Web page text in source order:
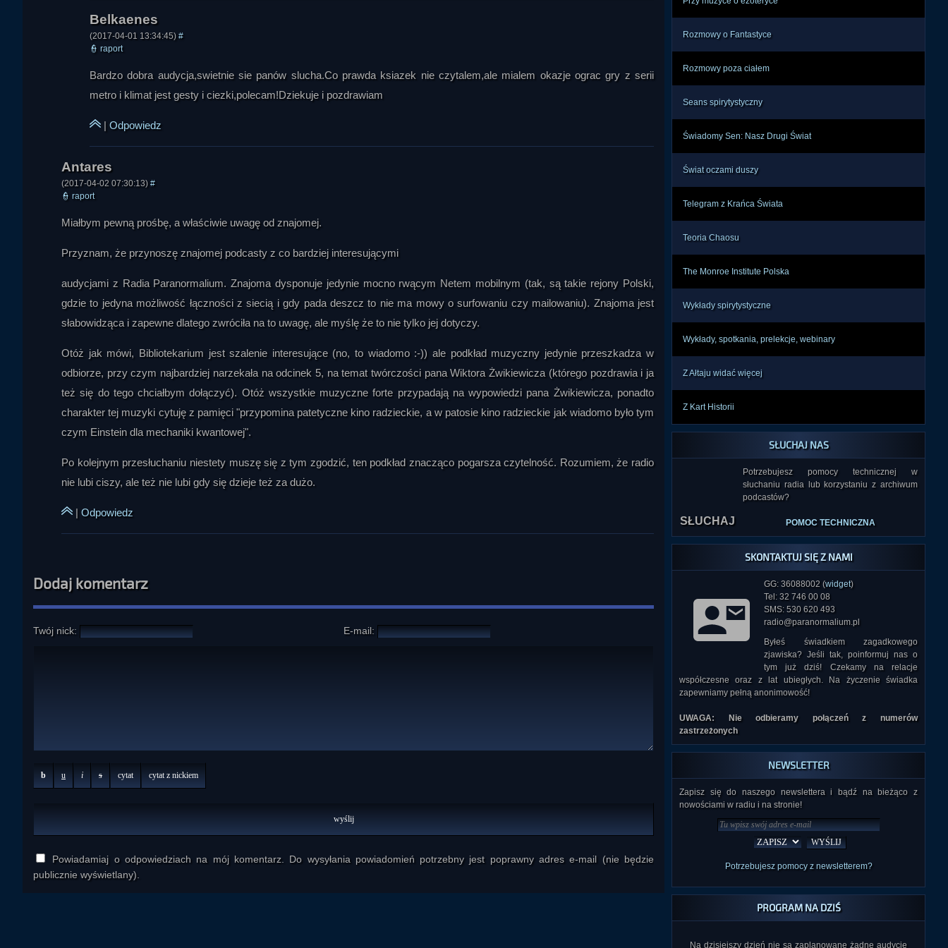
pokazująca schyłek świata nie przez jeden wielki kataklizm, lecz przez powolne przemijanie cywilizacji i przekształcanie się świata w
kolejnych epokach. Rozmówcy zgodzili się, że apokalipsa nie zawsze musi przychodzić spektakularnie; często dzieje się cicho, niemal
niezauważalnie, podobnie jak zmiany gatunkowe, społeczne czy obyczajowe. Całość zamknęła się więc w refleksji, że literatura
opowieści o końcu świata mówi przede wszystkim o współczesnym człowieku, jego podatności na manipulację, potrzebie autorytetu i
(2017-04-01 13:34:45) #
👮 raport
Bardzo dobra audycja,swietnie sie panów slucha.Co prawda ksiazek nie czytalem,ale mialem okazje ograc gry z serii
metro i klimat jest gesty i ciezki,polecam!Dziekuje i pozdrawiam
| Odpowiedz
(2017-04-02 07:30:13) #
👮 raport
Miałbym pewną prośbę, a właściwie uwagę od znajomej.
Przyznam, że przynoszę znajomej podcasty z co bardziej interesującymi
audycjami z Radia Paranormalium. Znajoma dysponuje jedynie mocno rwącym Netem mobilnym (tak, są takie rejony Polski,
gdzie to jedyna możliwość łączności z siecią i gdy pada deszcz to nie ma mowy o surfowaniu czy mailowaniu). Znajoma jest
słabowidząca i zapewne dlatego zwróciła na to uwagę, ale myślę że to nie tylko jej dotyczy.
Otóż jak mówi, Bibliotekarium jest szalenie interesujące (no, to wiadomo :-)) ale podkład muzyczny jedynie przeszkadza w
odbiorze, przy czym najbardziej narzekała na odcinek 5, na temat twórczości pana Wiktora Żwikiewicza (którego pozdrawia i ja
też się do tego chciałbym dołączyć). Otóż wszystkie muzyczne forte przypadają na wypowiedzi pana Żwikiewicza, ponadto
charakter tej muzyki cytuję z pamięci "przypomina patetyczne kino radzieckie, a w patosie kino radzieckie jak wiadomo było tym
czym Einstein dla mechaniki kwantowej".
Po kolejnym przesłuchaniu niestety muszę się z tym zgodzić, ten podkład znacząco pogarsza czytelność. Rozumiem, że radio
nie lubi ciszy, ale też nie lubi gdy się dzieje też za dużo.
| Odpowiedz
Dodaj komentarz
Twój nick: E-mail:
b u i s cytat cytat z nickiem
Powiadamiaj o odpowiedziach na mój komentarz. Do wysyłania powiadomień potrzebny jest poprawny adres e-mail (nie będzie
publicznie wyświetlany).
Rozmowy o Fantastyce
Rozmowy poza ciałem
Seans spirytystyczny
Świadomy Sen: Nasz Drugi Świat
Świat oczami duszy
Telegram z Krańca Świata
Teoria Chaosu
The Monroe Institute Polska
Wykłady spirytystyczne
Wykłady, spotkania, prelekcje, webinary
Z Ałtaju widać więcej
Z Kart Historii
SŁUCHAJ NAS
Potrzebujesz pomocy technicznej w
słuchaniu radia lub korzystaniu z archiwum
podcastów?
POMOC TECHNICZNA
SKONTAKTUJ SIĘ Z NAMI
GG: 36088002 (widget)
Tel: 32 746 00 08
SMS: 530 620 493
radio@paranormalium.pl
Byłeś świadkiem zagadkowego
zjawiska? Jeśli tak, poinformuj nas o
tym już dziś! Czekamy na relacje
współczesne oraz z lat ubiegłych. Na życzenie świadka
zapewniamy pełną anonimowość!
UWAGA: Nie odbieramy połączeń z numerów
zastrzeżonych
NEWSLETTER
Zapisz się do naszego newslettera i bądź na bieżąco z
nowościami w radiu i na stronie!
Potrzebujesz pomocy z newsletterem?
PROGRAM NA DZIŚ
Na dzisiejszy dzień nie są zaplanowane żadne audycje